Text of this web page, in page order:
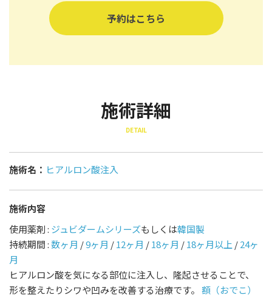
予約はこちら
施術詳細
DETAIL
施術名： ヒアルロン酸注入
施術内容
使用薬剤 : ジュビダームシリーズもしくは韓国製
持続期間 :数ヶ月 /9ヶ月 /12ヶ月 /18ヶ月 /18ヶ月以上 /24ヶ
月
ヒアルロン酸を気になる部位に注入し、隆起させることで、
形を整えたりシワや凹みを改善する治療です。 額（おでこ）